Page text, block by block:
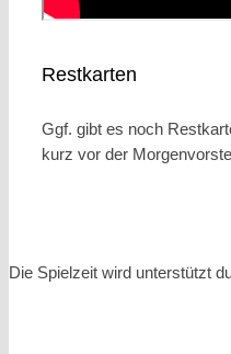
Restkarten
Ggf. gibt es noch
kurz vor der
Die Spielzeit wird unterstützt